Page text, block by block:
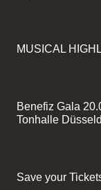
MUSICAL
Benefiz Gala
Tonhalle
Save your